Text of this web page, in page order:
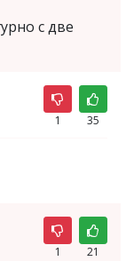
с две
1 35
1 21